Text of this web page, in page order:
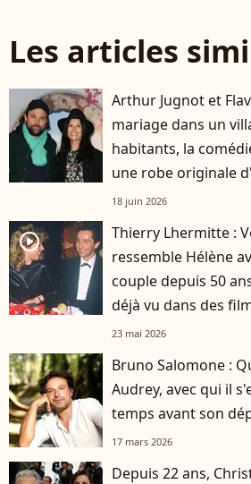
Les articles
Arthur Jugnot et
mariage dans un
habitants, la
une robe originale
française
18 juin 2026
player2
Thierry Lhermitte :
ressemble Hélène
couple depuis 50
déjà vu dans des
23 mai 2026
Bruno Salomone :
Audrey, avec qui il
temps avant son
17 mars 2026
Depuis 22 ans,